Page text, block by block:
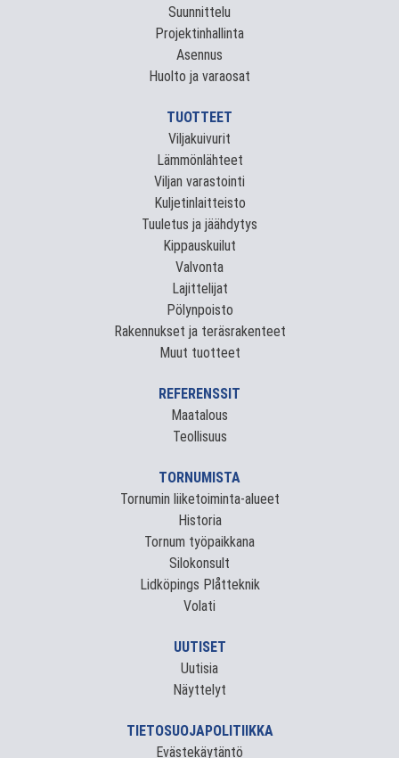
Suunnittelu
Projektinhallinta
Asennus
Huolto ja varaosat
TUOTTEET
Viljakuivurit
Lämmönlähteet
Viljan varastointi
Kuljetinlaitteisto
Tuuletus ja jäähdytys
Kippauskuilut
Valvonta
Lajittelijat
Pölynpoisto
Rakennukset ja teräsrakenteet
Muut tuotteet
REFERENSSIT
Maatalous
Teollisuus
TORNUMISTA
Tornumin liiketoiminta-alueet
Historia
Tornum työpaikkana
Silokonsult
Lidköpings Plåtteknik
Volati
UUTISET
Uutisia
Näyttelyt
TIETOSUOJAPOLITIIKKA
Evästekäytäntö